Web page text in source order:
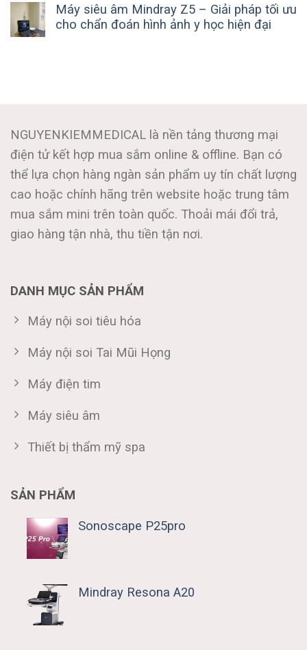
Máy siêu âm Mindray Z5 – Giải pháp tối ưu
cho chẩn đoán hình ảnh y học hiện đại
NGUYENKIEMMEDICAL là nền tảng thương mại
điện tử kết hợp mua sắm online & offline. Bạn có
thể lựa chọn hàng ngàn sản phẩm uy tín chất lượng
cao hoặc chính hãng trên website hoặc trung tâm
mua sắm mini trên toàn quốc. Thoải mái đổi trả,
giao hàng tận nhà, thu tiền tận nơi.
DANH MỤC SẢN PHẨM
Máy nội soi tiêu hóa
Máy nội soi Tai Mũi Họng
Máy điện tim
Máy siêu âm
Thiết bị thẩm mỹ spa
SẢN PHẨM
Sonoscape P25pro
Mindray Resona A20